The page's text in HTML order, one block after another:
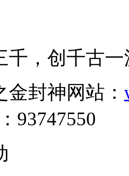
千，创千古一
封神网站：
93747550